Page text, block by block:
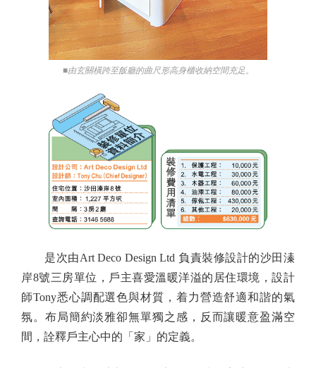
■由玄關橫跨至飯廳的曲尺形高身櫃收納空間充足。
是次由Art Deco Design Ltd 負責裝修設計的沙田溱
岸8號三房單位，戶主喜愛溫暖洋溢的居住環境，設計
師Tony悉心調配選色與材質，着力營造舒適和諧的氣
氛。布局簡約淡雅卻無單獨之感，反而讓暖意盈滿空
間，詮釋戶主心中的「家」的定義。